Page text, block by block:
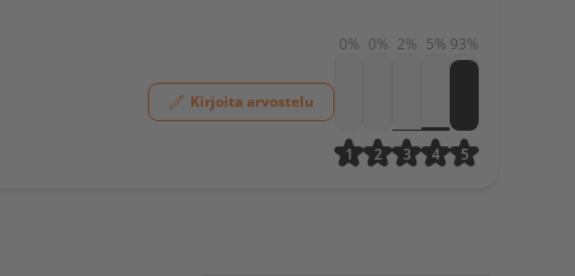
Kirjoita arvostelu
0%
1
0%
2
2%
3
5%
4
93%
5